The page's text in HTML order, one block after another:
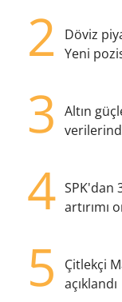
2
Döviz
Yeni
3
Altın
4 SPK'dan
artırımı
5
Çitlekçi
açıklandı